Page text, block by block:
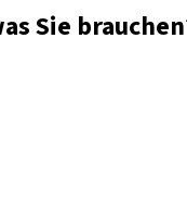
Sie